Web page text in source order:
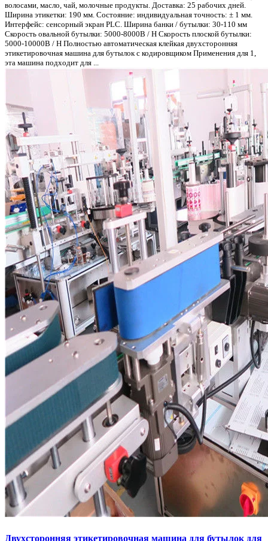
волосами, масло, чай, молочные продукты. Доставка: 25 рабочих дней.
Ширина этикетки: 190 мм. Состояние: индивидуальная точность: ± 1 мм.
Интерфейс: сенсорный экран PLC. Ширина банки / бутылки: 30-110 мм
Скорость овальной бутылки: 5000-8000B / H Скорость плоской бутылки:
5000-10000B / H Полностью автоматическая клейкая двухсторонняя
этикетировочная машина для бутылок с кодировщиком Применения для 1,
эта машина подходит для ...
Двухсторонняя этикетировочная машина для бутылок для